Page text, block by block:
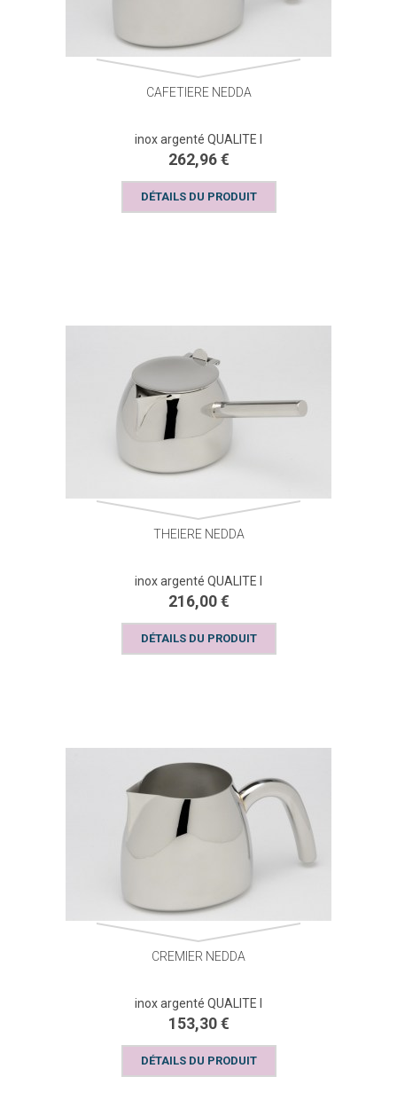
CAFETIERE NEDDA
inox argenté QUALITE I
262,96 €
DÉTAILS DU PRODUIT
THEIERE NEDDA
inox argenté QUALITE I
216,00 €
DÉTAILS DU PRODUIT
CREMIER NEDDA
inox argenté QUALITE I
153,30 €
DÉTAILS DU PRODUIT